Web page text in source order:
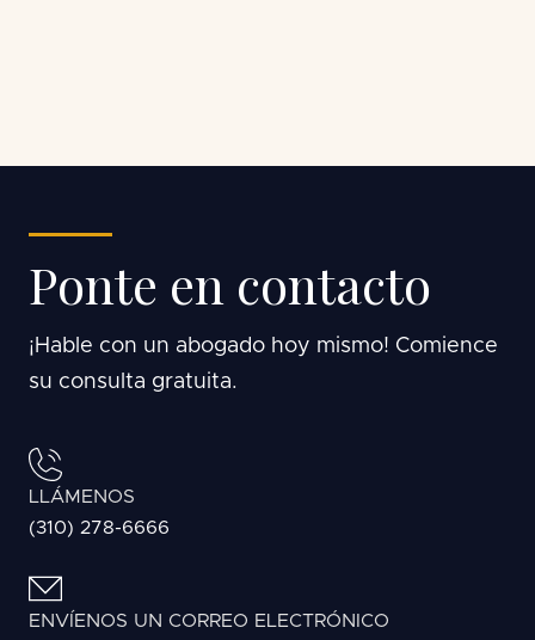
Ponte en contacto
¡Hable con un abogado hoy mismo! Comience
su consulta gratuita.
LLÁMENOS
(310) 278-6666
ENVÍENOS UN CORREO ELECTRÓNICO